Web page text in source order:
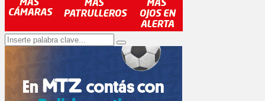
Search
for:
Search